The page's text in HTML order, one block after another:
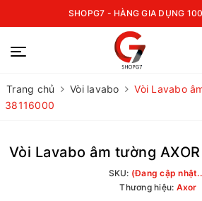
SHOPG7 - HÀNG GIA DỤNG
Trang chủ Vòi lavabo
Vòi Lavabo
38116000
Vòi Lavabo âm tường
SKU: (Đang cập
Thương hiệu: Axor